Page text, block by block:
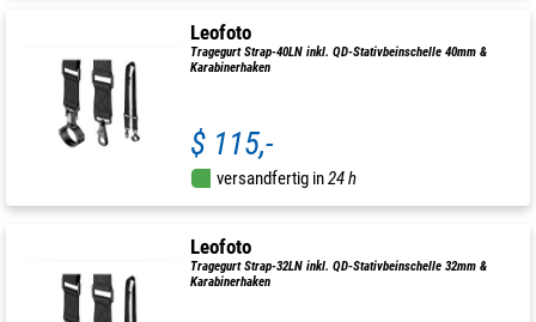
Leofoto
Tragegurt Strap-40LN inkl. QD-Stativbeinschelle 40mm &
Karabinerhaken
$ 115,-
versandfertig in24 h
Leofoto
Tragegurt Strap-32LN inkl. QD-Stativbeinschelle 32mm &
Karabinerhaken